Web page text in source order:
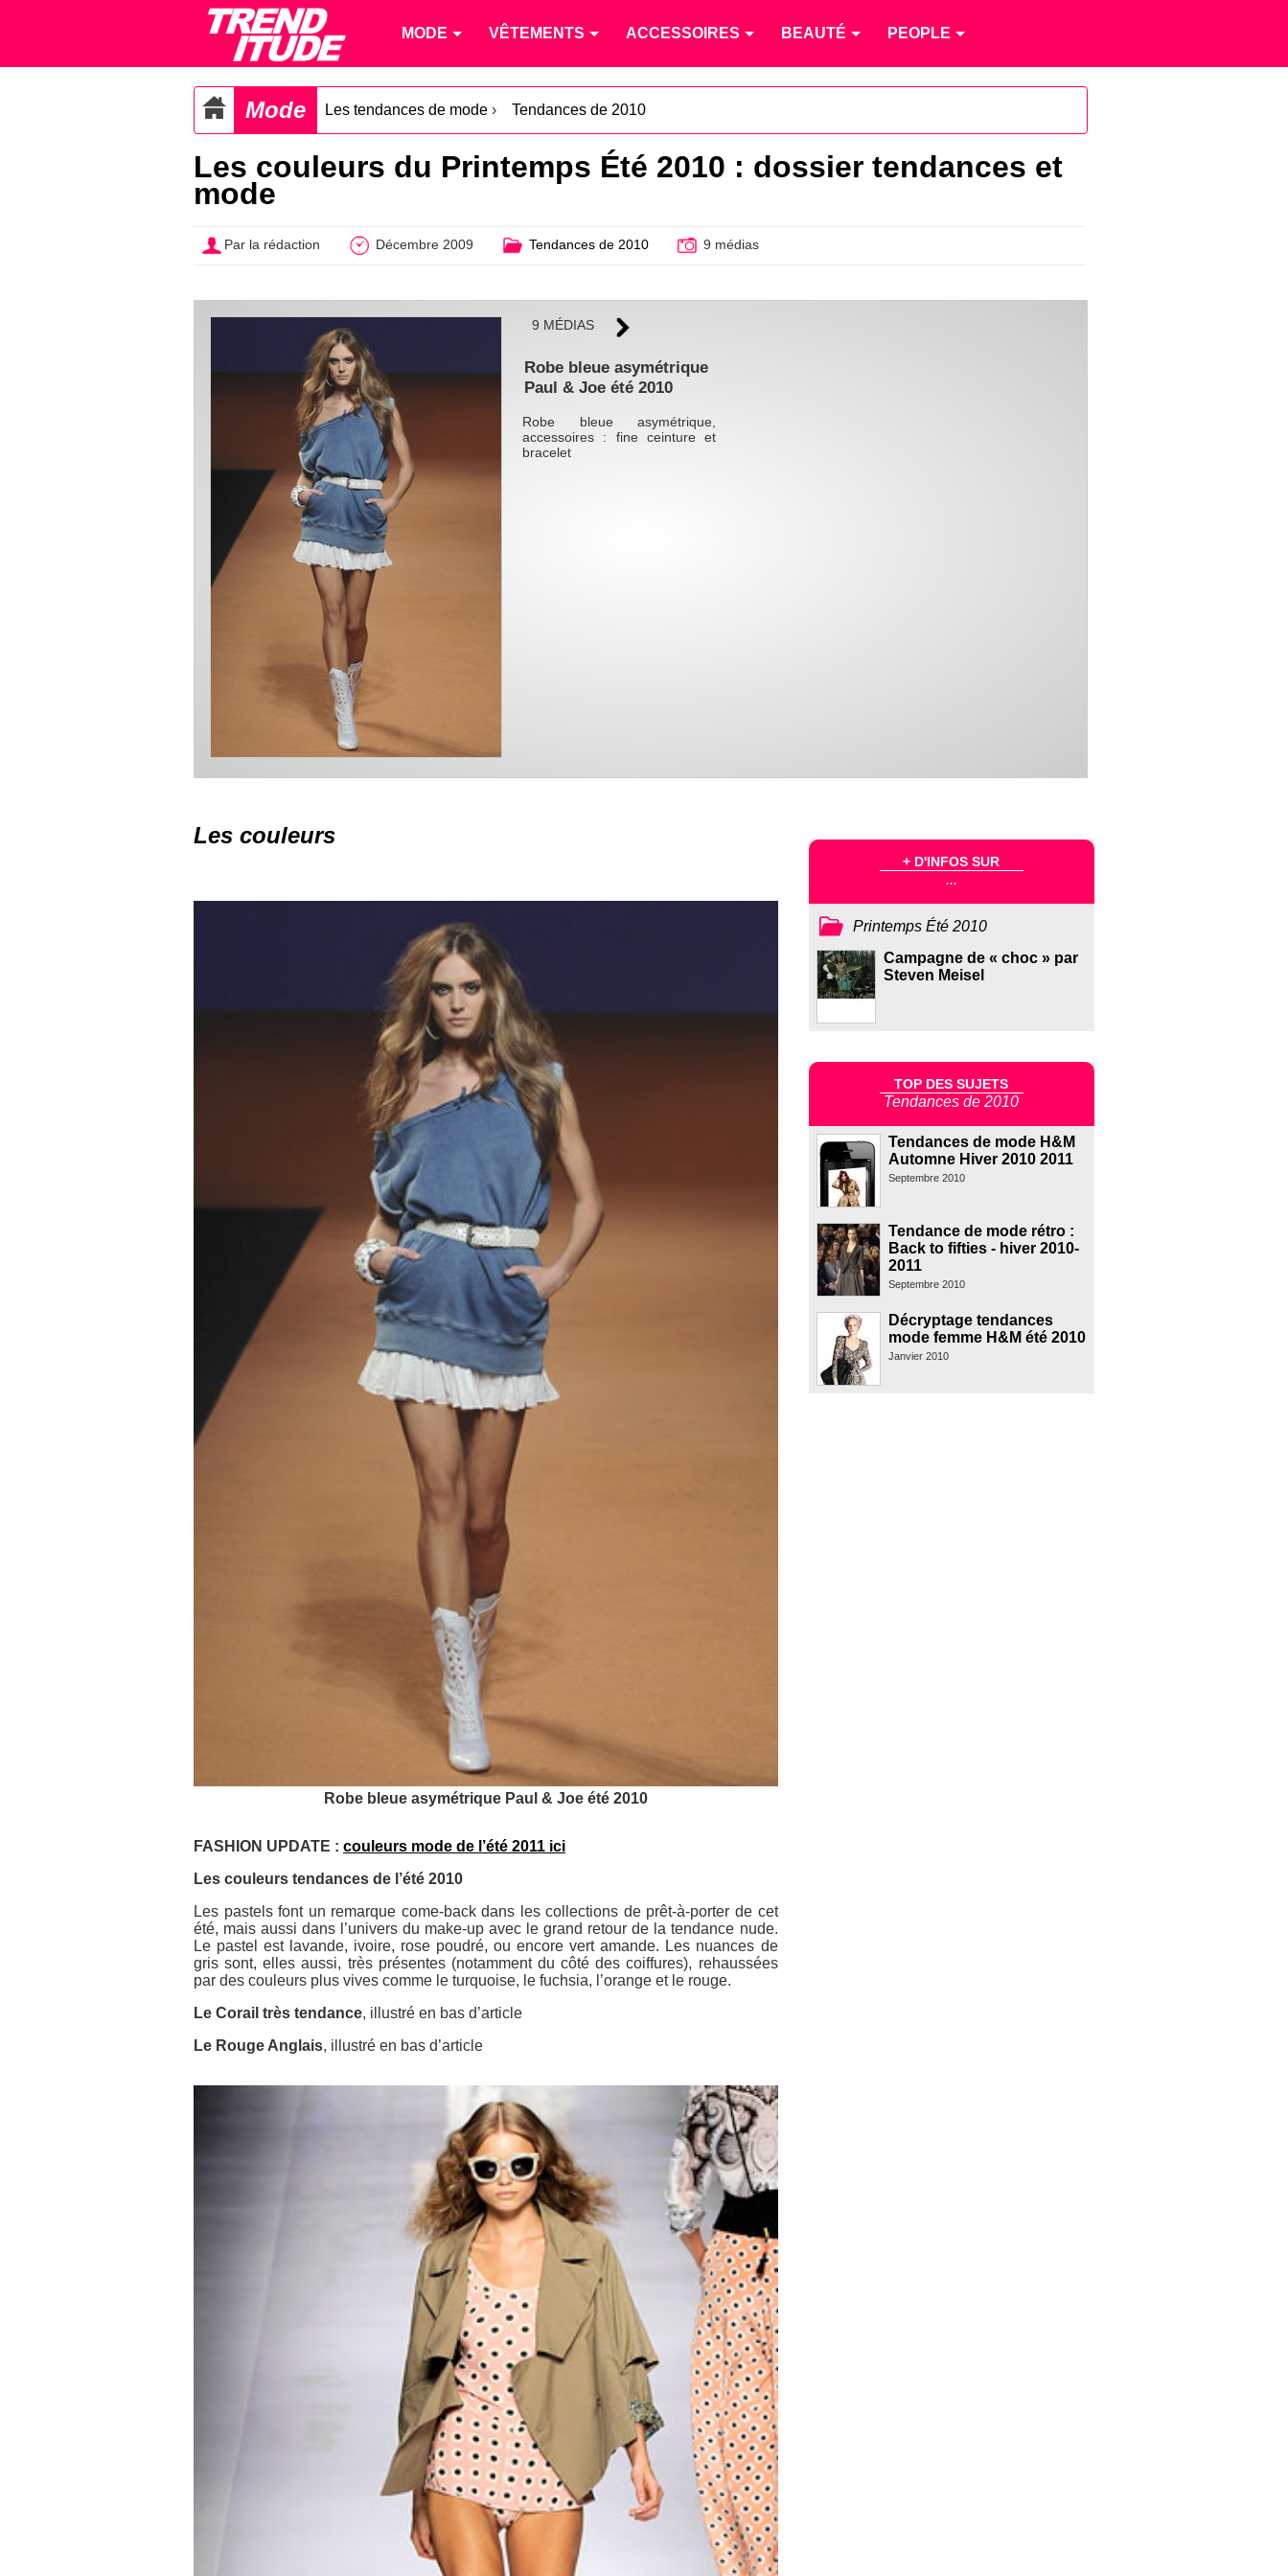
MODE VÊTEMENTS ACCESSOIRES BEAUTÉ PEOPLE
Mode Les tendances de mode › Tendances de 2010
Les couleurs du Printemps Été 2010 : dossier tendances et
mode
Par la rédaction Décembre 2009 Tendances de 2010 9 médias
9 MÉDIAS
Robe bleue asymétrique
Paul & Joe été 2010
Robe bleue asymétrique,
accessoires : fine ceinture et
bracelet
Les couleurs
Robe bleue asymétrique Paul & Joe été 2010
FASHION UPDATE : couleurs mode de l’été 2011 ici
Les couleurs tendances de l’été 2010
Les pastels font un remarque come-back dans les collections de prêt-à-porter de cet
été, mais aussi dans l’univers du make-up avec le grand retour de la tendance nude.
Le pastel est lavande, ivoire, rose poudré, ou encore vert amande. Les nuances de
gris sont, elles aussi, très présentes (notamment du côté des coiffures), rehaussées
par des couleurs plus vives comme le turquoise, le fuchsia, l’orange et le rouge.
Le Corail très tendance, illustré en bas d’article
Le Rouge Anglais, illustré en bas d’article
+ D'INFOS SUR
...
Printemps Été 2010
Campagne de « choc » par
Steven Meisel
TOP DES SUJETS
Tendances de 2010
Tendances de mode H&M
Automne Hiver 2010 2011
Septembre 2010
Tendance de mode rétro :
Back to fifties - hiver 2010-
2011
Septembre 2010
Décryptage tendances
mode femme H&M été 2010
Janvier 2010